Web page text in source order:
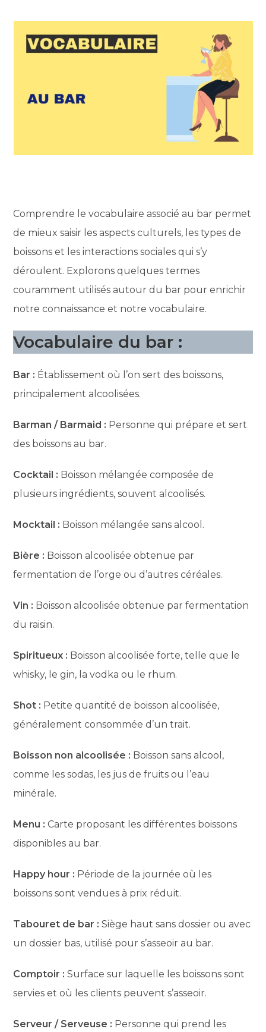
Comprendre le vocabulaire associé au bar permet
de mieux saisir les aspects culturels, les types de
boissons et les interactions sociales qui s’y
déroulent. Explorons quelques termes
couramment utilisés autour du bar pour enrichir
notre connaissance et notre vocabulaire.
Vocabulaire du bar :
Bar : Établissement où l’on sert des boissons,
principalement alcoolisées.
Barman / Barmaid : Personne qui prépare et sert
des boissons au bar.
Cocktail : Boisson mélangée composée de
plusieurs ingrédients, souvent alcoolisés.
Mocktail : Boisson mélangée sans alcool.
Bière : Boisson alcoolisée obtenue par
fermentation de l’orge ou d’autres céréales.
Vin : Boisson alcoolisée obtenue par fermentation
du raisin.
Spiritueux : Boisson alcoolisée forte, telle que le
whisky, le gin, la vodka ou le rhum.
Shot : Petite quantité de boisson alcoolisée,
généralement consommée d’un trait.
Boisson non alcoolisée : Boisson sans alcool,
comme les sodas, les jus de fruits ou l’eau
minérale.
Menu : Carte proposant les différentes boissons
disponibles au bar.
Happy hour : Période de la journée où les
boissons sont vendues à prix réduit.
Tabouret de bar : Siège haut sans dossier ou avec
un dossier bas, utilisé pour s’asseoir au bar.
Comptoir : Surface sur laquelle les boissons sont
servies et où les clients peuvent s’asseoir.
Serveur / Serveuse : Personne qui prend les